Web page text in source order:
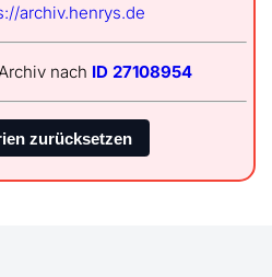
archiv.henrys.de
nach ID 27108954